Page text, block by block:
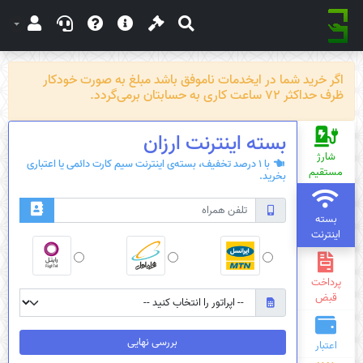
اگر خرید شما در ایخدمات ناموفق باشد مبلغ به صورت خودکار
ظرف حداکثر 72 ساعت کاری به حسابتان برمی‌گردد.
شارژ
مستقیم
بسته
اینترنت
پرداخت
قبض
اعتبار
بسته‌ اینترنت ارزان
با 1 درصد تخفیف، بسته‌ی اینترنت سیم کارت دائمی یا اعتباری
بخرید.
بررسی نهایی